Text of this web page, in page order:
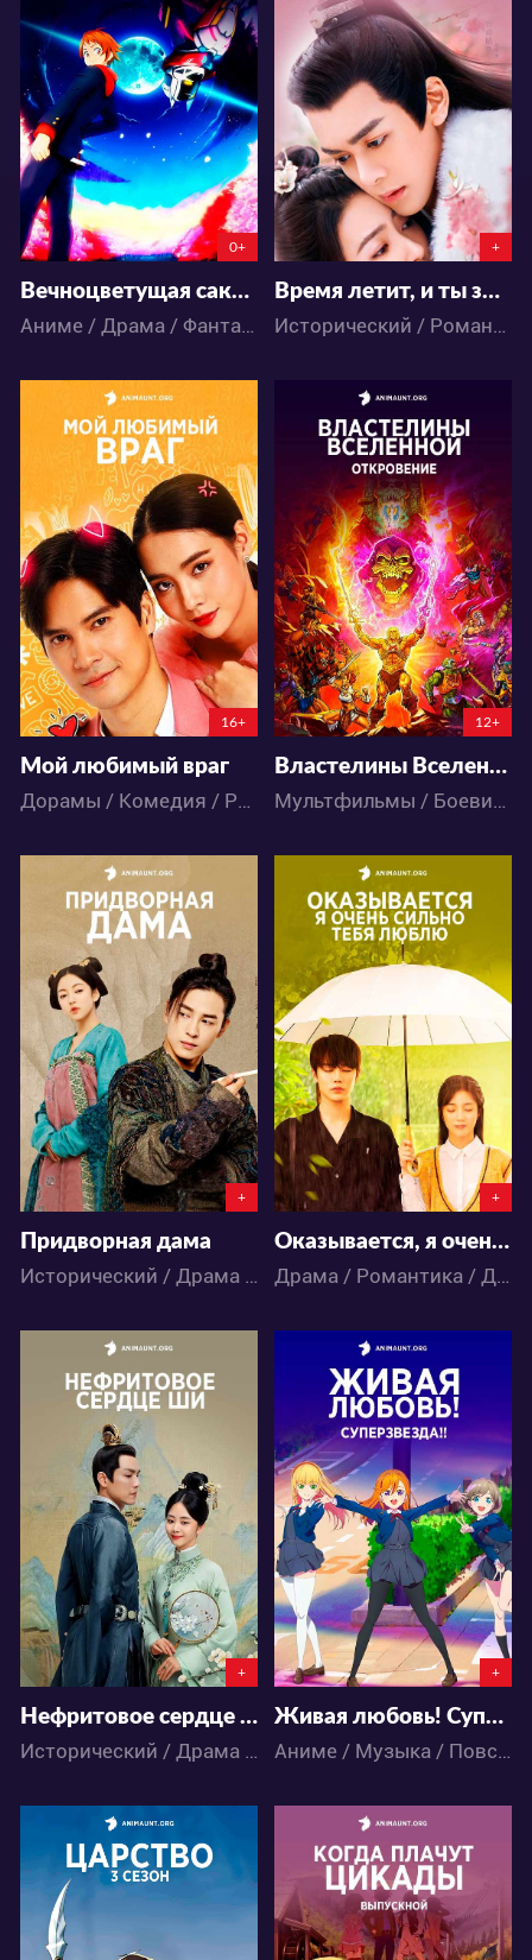
15336
12 13
0+
Вечноцветущая сакура
Аниме / Драма / Фантастика / Экшен
20029
13 100
+
Время летит, и ты здесь
Исторический / Романтика / Дорамы
11002
13 15
16+
Мой любимый враг
Дорамы / Комедия / Романтика
16780
39 35
12+
Властелины Вселенной: Откровение
Мультфильмы / Боевик / Драма / Комедия / Приключения / Фантастика / Фэнтези
17322
17 101
+
Придворная дама
Исторический / Драма / Комедия / Дорамы
10 22
+
Оказывается, я очень сильно тебя люблю
Драма / Романтика / Дорамы
20866
15 145
+
Нефритовое сердце Ши
Исторический / Драма / Романтика / Дорамы
30306
7 15
+
Живая любовь! Суперзвезда!!
Аниме / Музыка / Повседневность / Школа